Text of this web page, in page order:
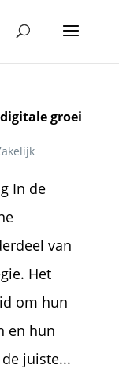
groei
In de
van
Het
om hun
en hun
juiste...